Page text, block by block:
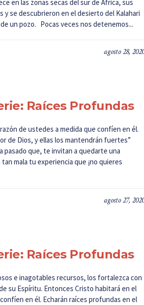
en las zonas secas del sur de África, sus
y se descubrieron en el desierto del Kalahari
un pozo. Pocas veces nos detenemos...
agosto 28,
Raíces Profundas
de ustedes a medida que confíen en él.
de Dios, y ellas los mantendrán fuertes”
pasado que, te invitan a quedarte una
mala tu experiencia que ¡no quieres
agosto 27,
Raíces Profundas
e inagotables recursos, los fortalezca con
su Espíritu. Entonces Cristo habitará en el
en él. Echarán raíces profundas en el